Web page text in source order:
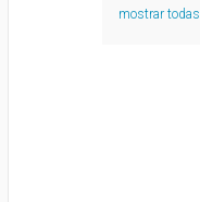
mostrar todas